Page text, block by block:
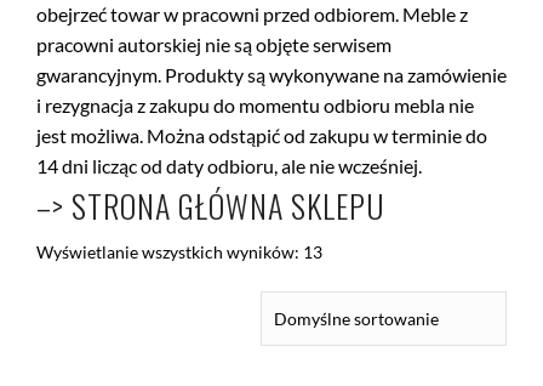
obejrzeć towar w pracowni przed odbiorem. Meble z
pracowni autorskiej nie są objęte serwisem
gwarancyjnym. Produkty są wykonywane na zamówienie
i rezygnacja z zakupu do momentu odbioru mebla nie
jest możliwa. Można odstąpić od zakupu w terminie do
14 dni licząc od daty odbioru, ale nie wcześniej.
–> STRONA GŁÓWNA SKLEPU
Wyświetlanie wszystkich wyników: 13